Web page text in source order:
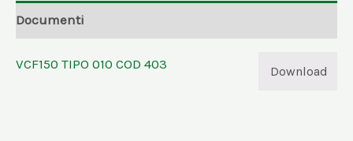
Documenti
VCF150 TIPO 010 COD 403 Download